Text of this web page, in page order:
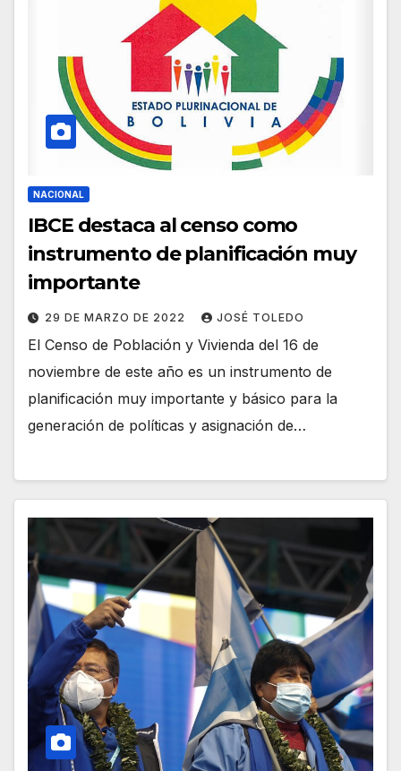
NACIONAL
IBCE destaca al censo como
instrumento de planificación muy
importante
29 DE MARZO DE 2022 JOSÉ TOLEDO
El Censo de Población y Vivienda del 16 de
noviembre de este año es un instrumento de
planificación muy importante y básico para la
generación de políticas y asignación de…